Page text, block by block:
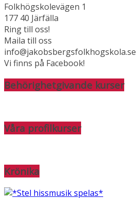
Folkhögskolevägen 1
177 40 Järfälla
Ring till oss!
Maila till oss
info@jakobsbergsfolkhogskola.se
Vi finns på Facebook!
Behörighetgivande kurser
Våra profilkurser
Krönika